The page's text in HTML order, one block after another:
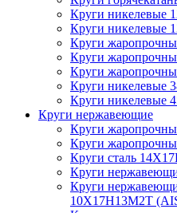
Круги
Круги
Круги
Круги
Круги
Круги никелевые
Круги
Круги нержавеющие
Круги
Круги
Круги сталь
Круги
Круги
10Х17Н13М2Т